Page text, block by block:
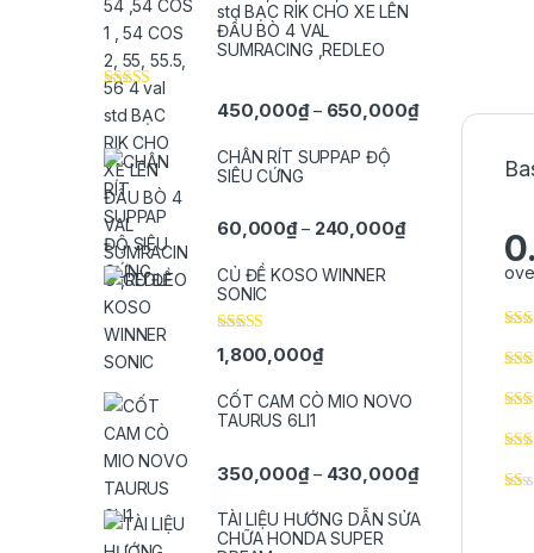
std BẠC RIK CHO XE LÊN
ĐẦU BÒ 4 VAL
SUMRACING ,REDLEO
hạng5.00
sao
450,000₫ – 650,000₫Khoảng giá: từ
CHÂN RÍT SUPPAP ĐỘ
SIÊU CỨNG
60,000₫ – 240,000₫Khoảng giá: từ
CỦ ĐỀ KOSO WINNER
SONIC
Được xếp
hạng5.005
1,800,000₫
CỐT CAM CÒ MIO NOVO
TAURUS 6LI1
350,000₫ – 430,000₫Khoảng giá: từ
TÀI LIỆU HƯỚNG DẪN SỬA
CHỮA HONDA SUPER